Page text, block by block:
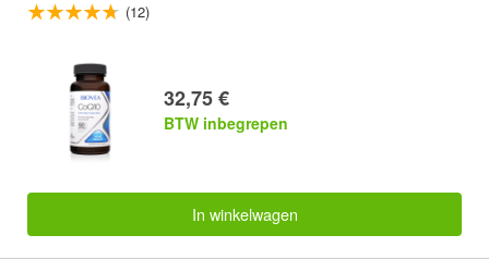
(12)
32,75 €
BTW inbegrepen
In winkelwagen